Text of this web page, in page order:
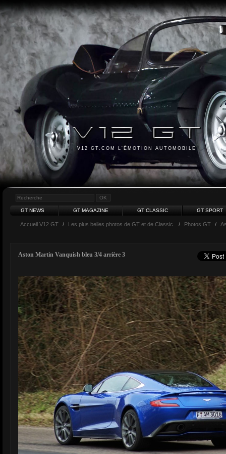
V12 GT.COM L'ÉMOTION AUTOMOBILE
GT NEWS GT MAGAZINE GT CLASSIC GT SPORT
Accueil V12 GT / Les plus belles photos de GT et de Classic. / Photos GT /
Aston Martin Vanquish bleu 3/4 arrière 3